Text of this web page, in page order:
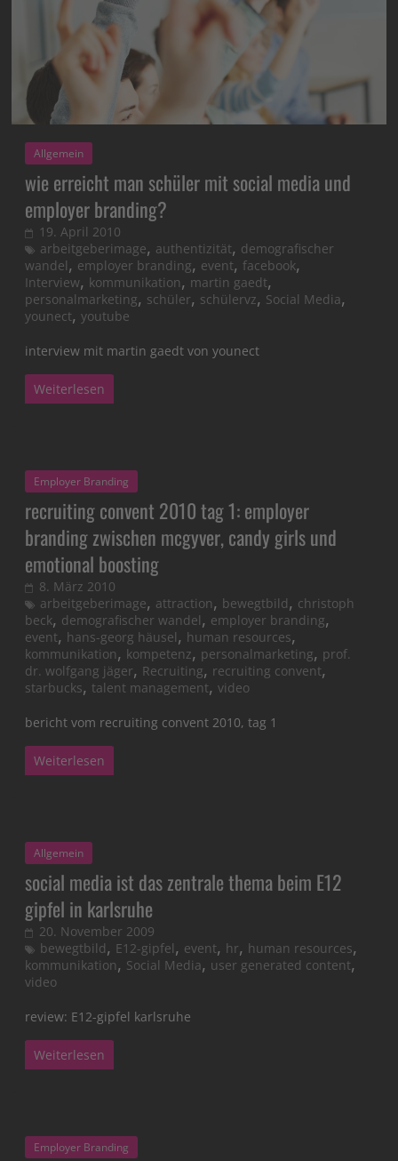
Allgemein
wie erreicht man schüler mit social media und
employer branding?
19. April 2010
arbeitgeberimage, authentizität, demografischer
wandel, employer branding, event, facebook,
Interview, kommunikation, martin gaedt,
personalmarketing, schüler, schülervz, Social Media,
younect,youtube
interview mit martin gaedt von younect
Weiterlesen
Employer Branding
recruiting convent 2010 tag 1: employer
branding zwischen mcgyver, candy girls und
emotional boosting
8. März 2010
arbeitgeberimage, attraction, bewegtbild, christoph
beck, demografischer wandel, employer branding,
event, hans-georg häusel, human resources,
kommunikation, kompetenz, personalmarketing, prof.
dr. wolfgang jäger, Recruiting, recruiting convent,
starbucks,talent management,video
bericht vom recruiting convent 2010, tag 1
Weiterlesen
Allgemein
social media ist das zentrale thema beim E12
gipfel in karlsruhe
20. November 2009
bewegtbild, E12-gipfel, event, hr, human resources,
kommunikation, Social Media, user generated content,
video
review: E12-gipfel karlsruhe
Weiterlesen
Employer Branding